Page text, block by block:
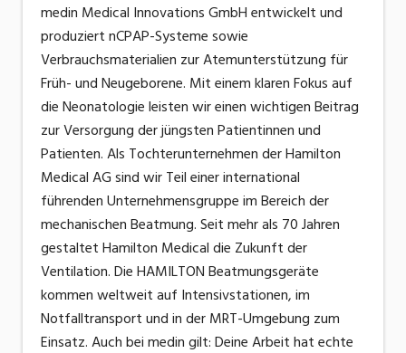
Verkauf, Handel, Kundenberatung,
Aussendienst
medin Medical Innovations GmbH entwickelt und
produziert nCPAP-Systeme sowie
Verbrauchsmaterialien zur Atemunterstützung für
Früh- und Neugeborene. Mit einem klaren Fokus auf
die Neonatologie leisten wir einen wichtigen Beitrag
zur Versorgung der jüngsten Patientinnen und
Patienten. Als Tochterunternehmen der Hamilton
Medical AG sind wir Teil einer international
führenden Unternehmensgruppe im Bereich der
mechanischen Beatmung. Seit mehr als 70 Jahren
gestaltet Hamilton Medical die Zukunft der
Ventilation. Die HAMILTON Beatmungsgeräte
kommen weltweit auf Intensivstationen, im
Notfalltransport und in der MRT-Umgebung zum
Einsatz. Auch bei medin gilt: Deine Arbeit hat echte